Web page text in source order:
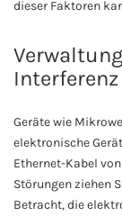
dieser Faktoren
Interferenz
Geräte wie
elektronische
Ethernet-Kabel
Störungen ziehen
Betracht, die